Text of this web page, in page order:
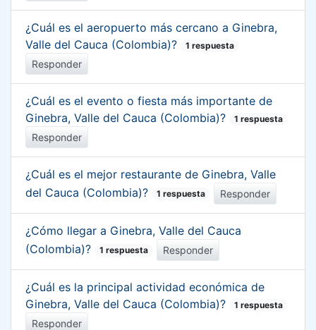
¿Cuál es el aeropuerto más cercano a Ginebra,
Valle del Cauca (Colombia)?
1 respuesta
Responder
¿Cuál es el evento o fiesta más importante de
Ginebra, Valle del Cauca (Colombia)?
1 respuesta
Responder
¿Cuál es el mejor restaurante de Ginebra, Valle
del Cauca (Colombia)?
1 respuesta Responder
¿Cómo llegar a Ginebra, Valle del Cauca
(Colombia)?
1 respuesta Responder
¿Cuál es la principal actividad económica de
Ginebra, Valle del Cauca (Colombia)?
1 respuesta
Responder